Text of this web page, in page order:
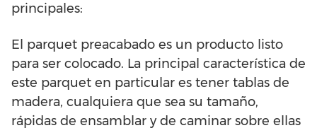
principales:
El parquet preacabado es un producto listo
para ser colocado. La principal característica de
este parquet en particular es tener tablas de
madera, cualquiera que sea su tamaño,
rápidas de ensamblar y de caminar sobre ellas